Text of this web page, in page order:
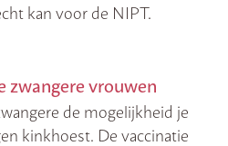
kan voor de NIPT.
zwangere vrouwen
de mogelijkheid je
kinkhoest. De vaccinatie